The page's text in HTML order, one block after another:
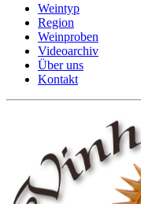
Weintyp
Region
Weinproben
Videoarchiv
Über uns
Kontakt